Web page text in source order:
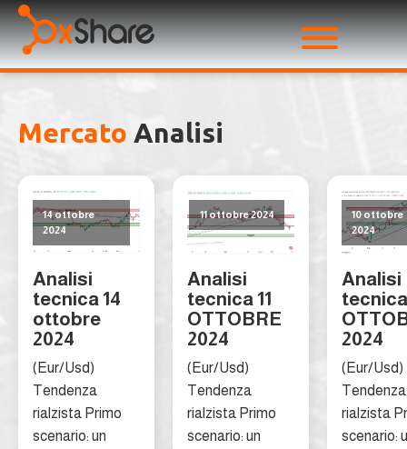
Mercato Analisi
14 ottobre
2024
Analisi
tecnica 14
ottobre
2024
(Eur/Usd)
Tendenza
rialzista Primo
scenario: un
11 ottobre 2024
Analisi
tecnica 11
OTTOBRE
2024
(Eur/Usd)
Tendenza
rialzista Primo
scenario: un
10 ottobre
2024
Analisi
2024
(Eur/Usd)
Tendenza
rialzista
scenario: